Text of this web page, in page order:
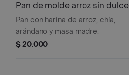
Pan de molde arroz sin dulce
Pan con harina de arroz, chía,
arándano y masa madre.
$ 20.000